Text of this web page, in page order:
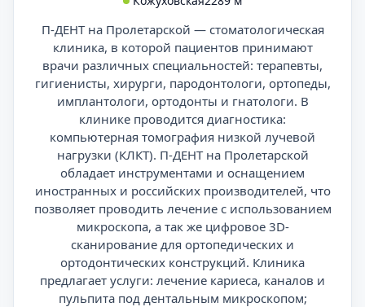
П-ДЕНТ на Пролетарской — стоматологическая
клиника, в которой пациентов принимают
врачи различных специальностей: терапевты,
гигиенисты, хирурги, пародонтологи, ортопеды,
имплантологи, ортодонты и гнатологи. В
клинике проводится диагностика:
компьютерная томография низкой лучевой
нагрузки (КЛКТ). П-ДЕНТ на Пролетарской
обладает инструментами и оснащением
иностранных и российских производителей, что
позволяет проводить лечение с использованием
микроскопа, а так же цифровое 3D-
сканирование для ортопедических и
ортодонтических конструкций. Клиника
предлагает услуги: лечение кариеса, каналов и
пульпита под дентальным микроскопом;